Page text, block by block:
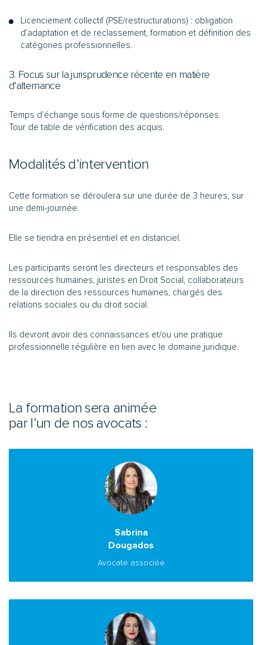
Licenciement collectif (PSE/restructurations) : obligation
d’adaptation et de reclassement, formation et définition des
catégories professionnelles.
3. Focus sur la jurisprudence récente en matière
d’alternance
Temps d’échange sous forme de questions/réponses.
Tour de table de vérification des acquis.
Modalités d’intervention
Cette formation se déroulera sur une durée de 3 heures, sur
une demi-journée.
Elle se tiendra en présentiel et en distanciel.
Les participants seront les directeurs et responsables des
ressources humaines, juristes en Droit Social, collaborateurs
de la direction des ressources humaines, chargés des
relations sociales ou du droit social.
Ils devront avoir des connaissances et/ou une pratique
professionnelle régulière en lien avec le domaine juridique.
La formation sera animée
par l’un de nos avocats :
Sabrina
Dougados
Avocate associée